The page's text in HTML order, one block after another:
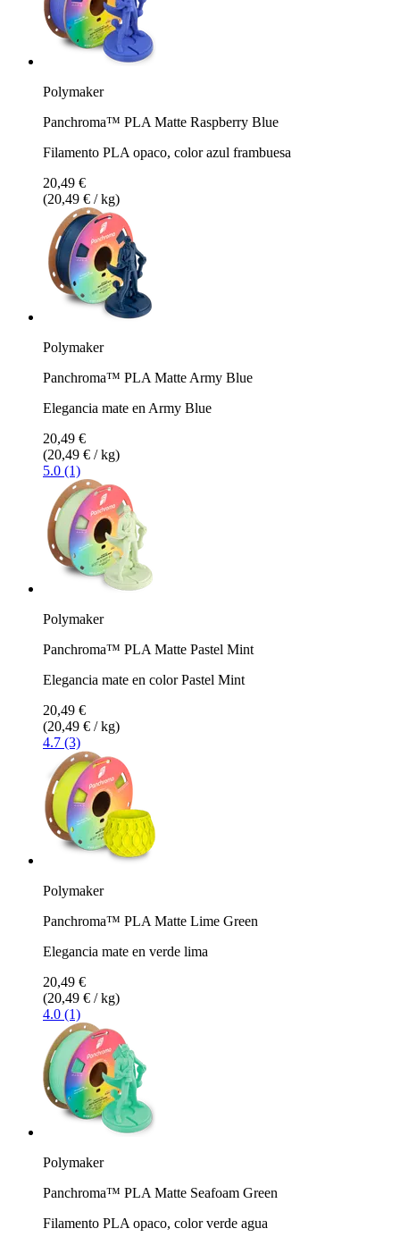
Polymaker
Panchroma™ PLA Matte Raspberry Blue
Filamento PLA opaco, color azul frambuesa
20,49 €
(20,49 € / kg)
Polymaker
Panchroma™ PLA Matte Army Blue
Elegancia mate en Army Blue
20,49 €
(20,49 € / kg)
5.0 (1)
Polymaker
Panchroma™ PLA Matte Pastel Mint
Elegancia mate en color Pastel Mint
20,49 €
(20,49 € / kg)
4.7 (3)
Polymaker
Panchroma™ PLA Matte Lime Green
Elegancia mate en verde lima
20,49 €
(20,49 € / kg)
4.0 (1)
Polymaker
Panchroma™ PLA Matte Seafoam Green
Filamento PLA opaco, color verde agua